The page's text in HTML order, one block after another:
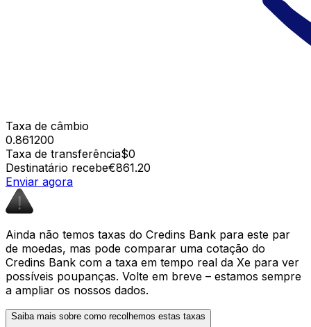
Taxa de câmbio
0.861200
Taxa de transferência$0
Destinatário recebe€861.20
Enviar agora
Ainda não temos taxas do Credins Bank para este par
de moedas, mas pode comparar uma cotação do
Credins Bank com a taxa em tempo real da Xe para ver
possíveis poupanças. Volte em breve – estamos sempre
a ampliar os nossos dados.
Saiba mais sobre como recolhemos estas taxas